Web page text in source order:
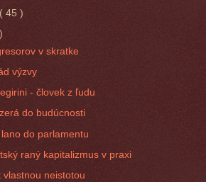
( 45 )
v skratke
výzvy
- človek z ľudu
do budúcnosti
do parlamentu
raný kapitalizmus v praxi
vlastnou neistotou